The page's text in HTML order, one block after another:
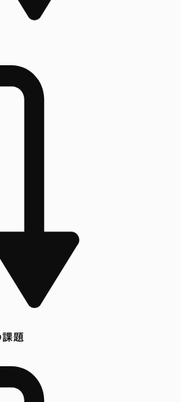
課題